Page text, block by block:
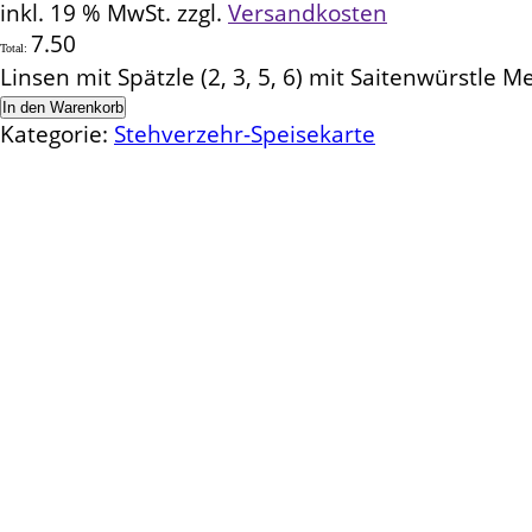
inkl. 19 % MwSt. zzgl. Versandkosten
Total: 7.50
Linsen mit Spätzle (2, 3, 5, 6) mit Saitenwürstle
In den Warenkorb
Kategorie: Stehverzehr-Speisekarte